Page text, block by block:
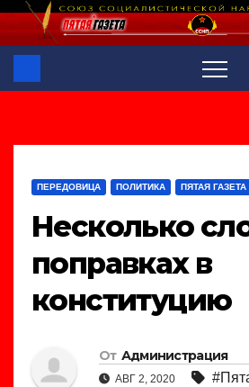
Перейти
ПЕРЕДОВИЦА ПОЛИТИКА ПЯТАЯ ГАЗЕТА
Несколько
поправках в
конституцию
От Администрация
АВГ 2, 2020